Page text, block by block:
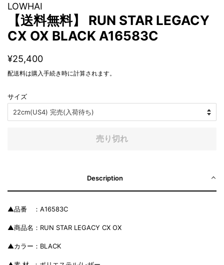
LOWHAI
【送料無料】 RUN STAR LEGACY
CX OX BLACK A16583C
通
価
¥25,400
価
配送料は購入手続き時に計算されます。
サイズ
売り切れ
Description
▲品番 ：A16583C
▲商品名：RUN STAR LEGACY CX OX
▲カラー：BLACK